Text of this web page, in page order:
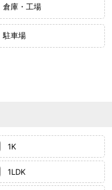
倉庫・工場
駐車場
1K
1LDK